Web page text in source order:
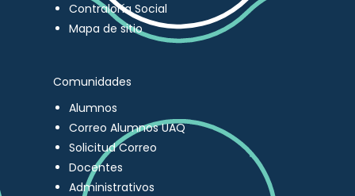
Contraloría Social
Mapa de sitio
Comunidades
Alumnos
Correo Alumnos UAQ
Solicitud Correo
Docentes
Administrativos